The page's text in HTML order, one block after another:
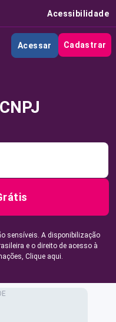
Acessibilidade
Acessar Cadastrar
sensíveis. A disponibilização
e o direito de acesso à
Clique aqui.